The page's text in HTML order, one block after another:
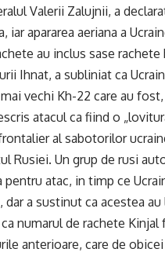
Valerii Zalujnii, a
iar apararea aeriana a
au inclus sase
Ihnat, a subliniat ca
vechi Kh-22 care au
atacul ca fiind o
al sabotorilor
Rusiei. Un grup de rusi
atac, in timp ce
a sustinut ca acestea
numarul de rachete
anterioare, care de